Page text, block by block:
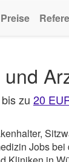
Preise
zu 20
Jobs bei